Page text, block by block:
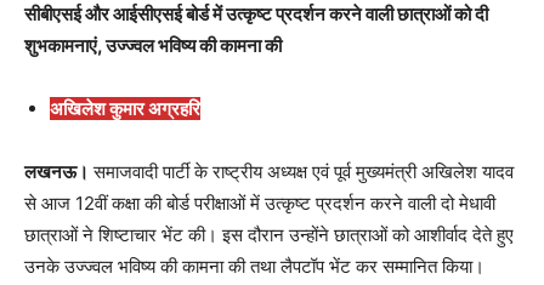
सीबीएसई और आईसीएसई बोर्ड में उत्कृष्ट प्रदर्शन करने वाली छात्राओं को दी
शुभकामनाएं, उज्ज्वल भविष्य की कामना की
अखिलेश कुमार अग्रहरि
लखनऊ। समाजवादी पार्टी के राष्ट्रीय अध्यक्ष एवं पूर्व मुख्यमंत्री अखिलेश यादव
से आज 12वीं कक्षा की बोर्ड परीक्षाओं में उत्कृष्ट प्रदर्शन करने वाली दो मेधावी
छात्राओं ने शिष्टाचार भेंट की। इस दौरान उन्होंने छात्राओं को आशीर्वाद देते हुए
उनके उज्ज्वल भविष्य की कामना की तथा लैपटॉप भेंट कर सम्मानित किया।